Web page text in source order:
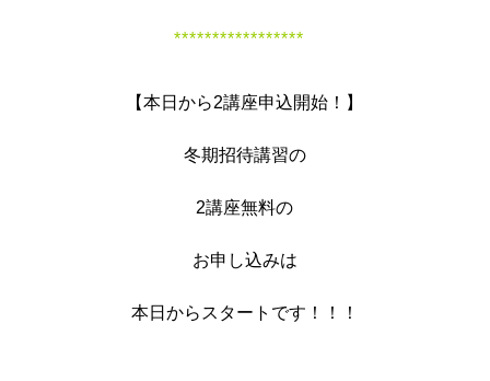
*****************
【本日から2講座申込開始！】
冬期招待講習の
2講座無料の
お申し込みは
本日からスタートです！！！